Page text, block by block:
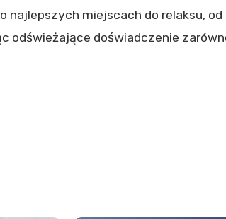
najlepszych miejscach do relaksu, od
odświeżające doświadczenie